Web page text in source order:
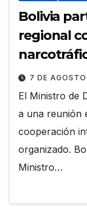
Bolivia
regional
7 DE
El Ministro de
a una reunión
cooperación
organizado.
Ministro…